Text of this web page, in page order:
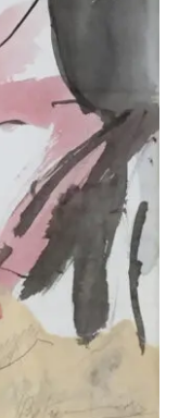
vs L.B n ̊1